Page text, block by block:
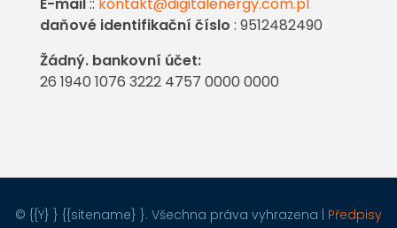
E-mail:: kontakt@digitalenergy.com.pl
daňové identifikační číslo : 9512482490
Žádný. bankovní účet:
26 1940 1076 3222 4757 0000 0000
© {{Y} } {{sitename} }. Všechna práva vyhrazena |
Předpisy